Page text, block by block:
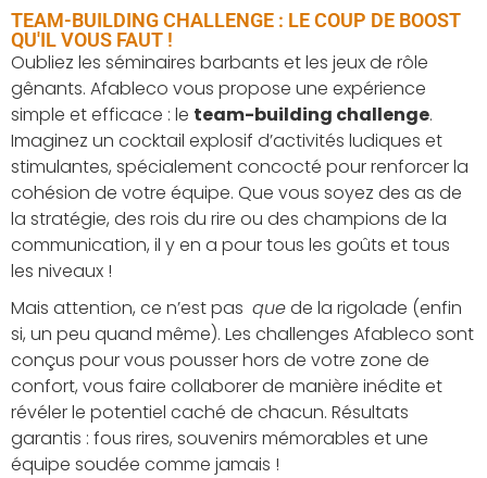
TEAM-BUILDING CHALLENGE : LE COUP DE BOOST
QU'IL VOUS FAUT !
Oubliez les séminaires barbants et les jeux de rôle
gênants. Afableco vous propose une expérience
simple et efficace : le team-building challenge.
Imaginez un cocktail explosif d’activités ludiques et
stimulantes, spécialement concocté pour renforcer la
cohésion de votre équipe. Que vous soyez des as de
la stratégie, des rois du rire ou des champions de la
communication, il y en a pour tous les goûts et tous
les niveaux !
Mais attention, ce n’est pas quede la rigolade (enfin
si, un peu quand même). Les challenges Afableco sont
conçus pour vous pousser hors de votre zone de
confort, vous faire collaborer de manière inédite et
révéler le potentiel caché de chacun. Résultats
garantis : fous rires, souvenirs mémorables et une
équipe soudée comme jamais !